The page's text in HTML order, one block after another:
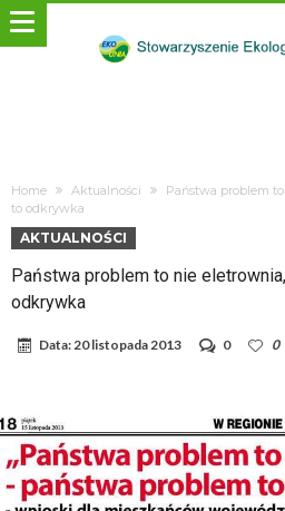
Home Aktualności
Państwa problem
to odkrywka
AKTUALNOŚCI
Państwa problem to nie
odkrywka
Data:20 listopada 2013 0 0